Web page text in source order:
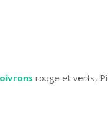
rouge et verts,